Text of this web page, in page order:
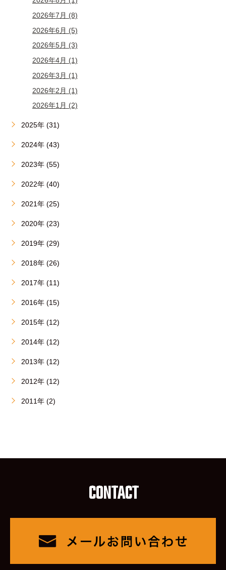
2026年7月 (8)
2026年6月 (5)
2026年5月 (3)
2026年4月 (1)
2026年3月 (1)
2026年2月 (1)
2026年1月 (2)
2025年 (31)
2024年 (43)
2023年 (55)
2022年 (40)
2021年 (25)
2020年 (23)
2019年 (29)
2018年 (26)
2017年 (11)
2016年 (15)
2015年 (12)
2014年 (12)
2013年 (12)
2012年 (12)
2011年 (2)
CONTACT